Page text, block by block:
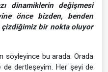
dinamiklerin değişmesi
önce bizden, benden
çizdiğimiz bir nokta oluyor
söyleyince bu arada. Orada
de dertleşeyim. Her şeyi de